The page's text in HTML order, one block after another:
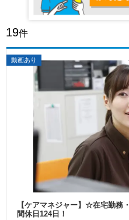
19件
動画あり
【ケアマネジャー】☆在宅勤
間休日124日！